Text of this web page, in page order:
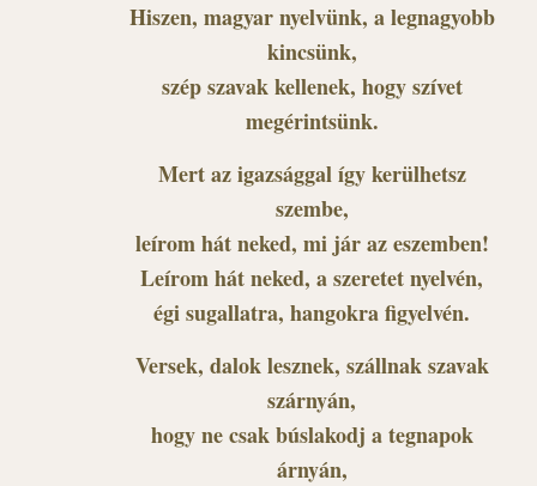
Hiszen, magyar nyelvünk, a legnagyobb
kincsünk,
szép szavak kellenek, hogy szívet
megérintsünk.
Mert az igazsággal így kerülhetsz
szembe,
leírom hát neked, mi jár az eszemben!
Leírom hát neked, a szeretet nyelvén,
égi sugallatra, hangokra figyelvén.
Versek, dalok lesznek, szállnak szavak
szárnyán,
hogy ne csak búslakodj a tegnapok
árnyán,